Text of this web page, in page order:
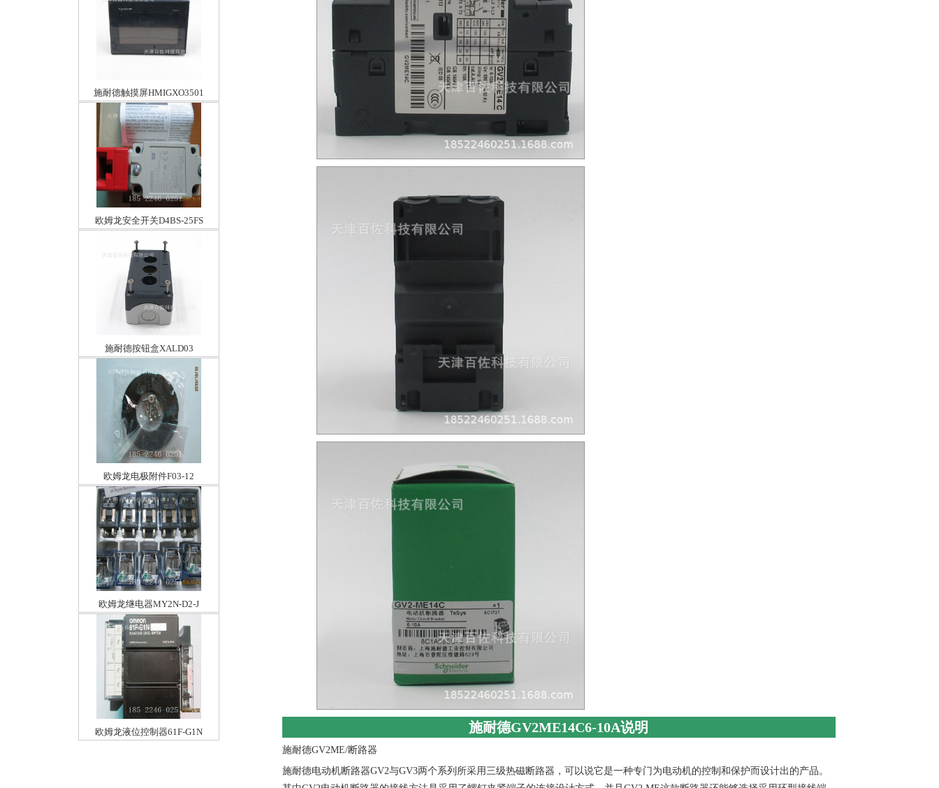
施耐德触摸屏HMIGXO3501
欧姆龙安全开关D4BS-25FS
施耐德按钮盒XALD03
欧姆龙电极附件F03-12
欧姆龙继电器MY2N-D2-J
欧姆龙液位控制器61F-G1N 施耐德GV2ME14C6-10A说明
施耐德GV2ME/断路器
施耐德电动机断路器GV2与GV3两个系列所采用三级热磁断路器，可以说它是一种专门为电动机的控制和保护而设计出的产品。